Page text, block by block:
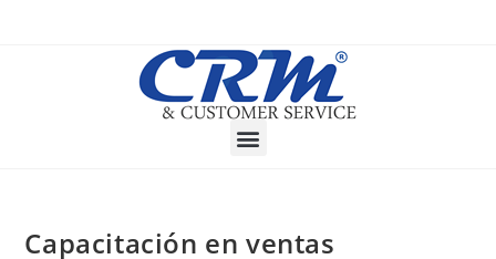
Capacitación en ventas